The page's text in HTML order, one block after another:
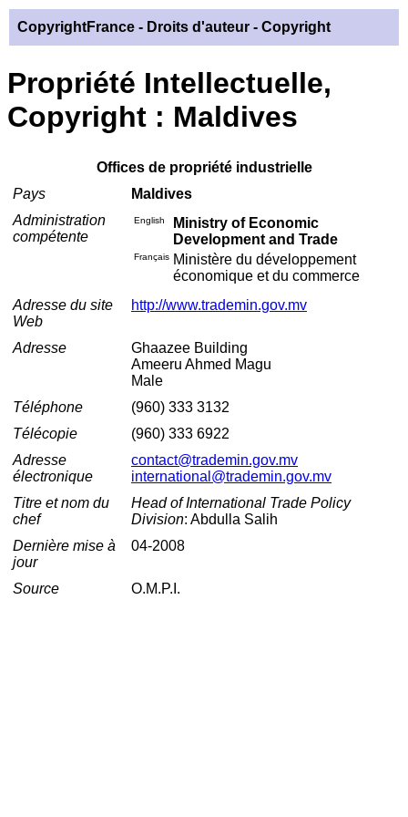
CopyrightFrance - Droits d'auteur - Copyright
Propriété Intellectuelle,
Copyright : Maldives
Offices de propriété industrielle
Pays
Maldives
Administration
compétente
English
Ministry of Economic
Development and Trade
Français Ministère du développement
économique et du commerce
Adresse du site
Web
http://www.trademin.gov.mv
Adresse
Ghaazee Building
Ameeru Ahmed Magu
Male
Téléphone
(960) 333 3132
Télécopie
(960) 333 6922
Adresse
électronique
contact@trademin.gov.mv
international@trademin.gov.mv
Titre et nom du
chef
Head of International Trade Policy
Division: Abdulla Salih
Dernière mise à
jour
04-2008
Source O.M.P.I.